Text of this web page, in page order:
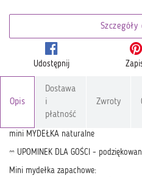
Udostępnij
Opis
Dostawa
i
płatność
Zwroty
mini MYDEŁKA naturalne
♡ UPOMINEK DLA GOŚCI -
Mini mydełka zapachowe: